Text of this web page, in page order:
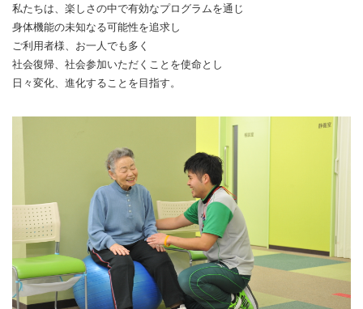
私たちは、楽しさの中で有効なプログラムを通じ
身体機能の未知なる可能性を追求し
ご利用者様、お一人でも多く
社会復帰、社会参加いただくことを使命とし
日々変化、進化することを目指す。